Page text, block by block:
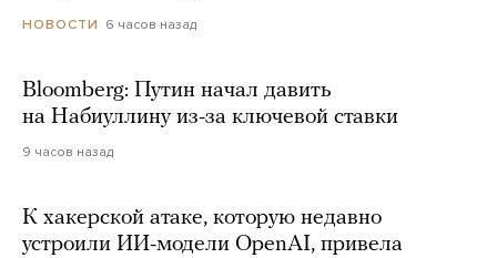
НОВОСТИ 6 часов назад
Bloomberg: Путин начал давить
на Набиуллину из-за ключевой ставки
9 часов назад
К хакерской атаке, которую недавно
устроили ИИ-модели OpenAI, привела